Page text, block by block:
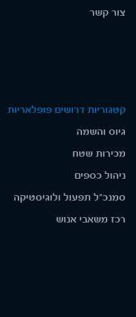
צור קשר
קטגוריות דרושים פופלאריות
גיוס והשמה
מכירות שטח
ניהול כספים
סמנכ"ל תפעול ולוגיסטיקה
רכז משאבי אנוש